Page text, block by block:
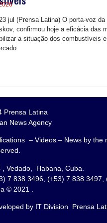
jul (Prensa Latina) O porta-voz
confirmou hoje a eficácia das
a situação dos combustíveis
Prensa Latina
News Agency
– Videos – News by the
, Vedado, Habana, Cuba.
7 838 3496, (+53) 7 838
© 2021 .
by IT Division Prensa